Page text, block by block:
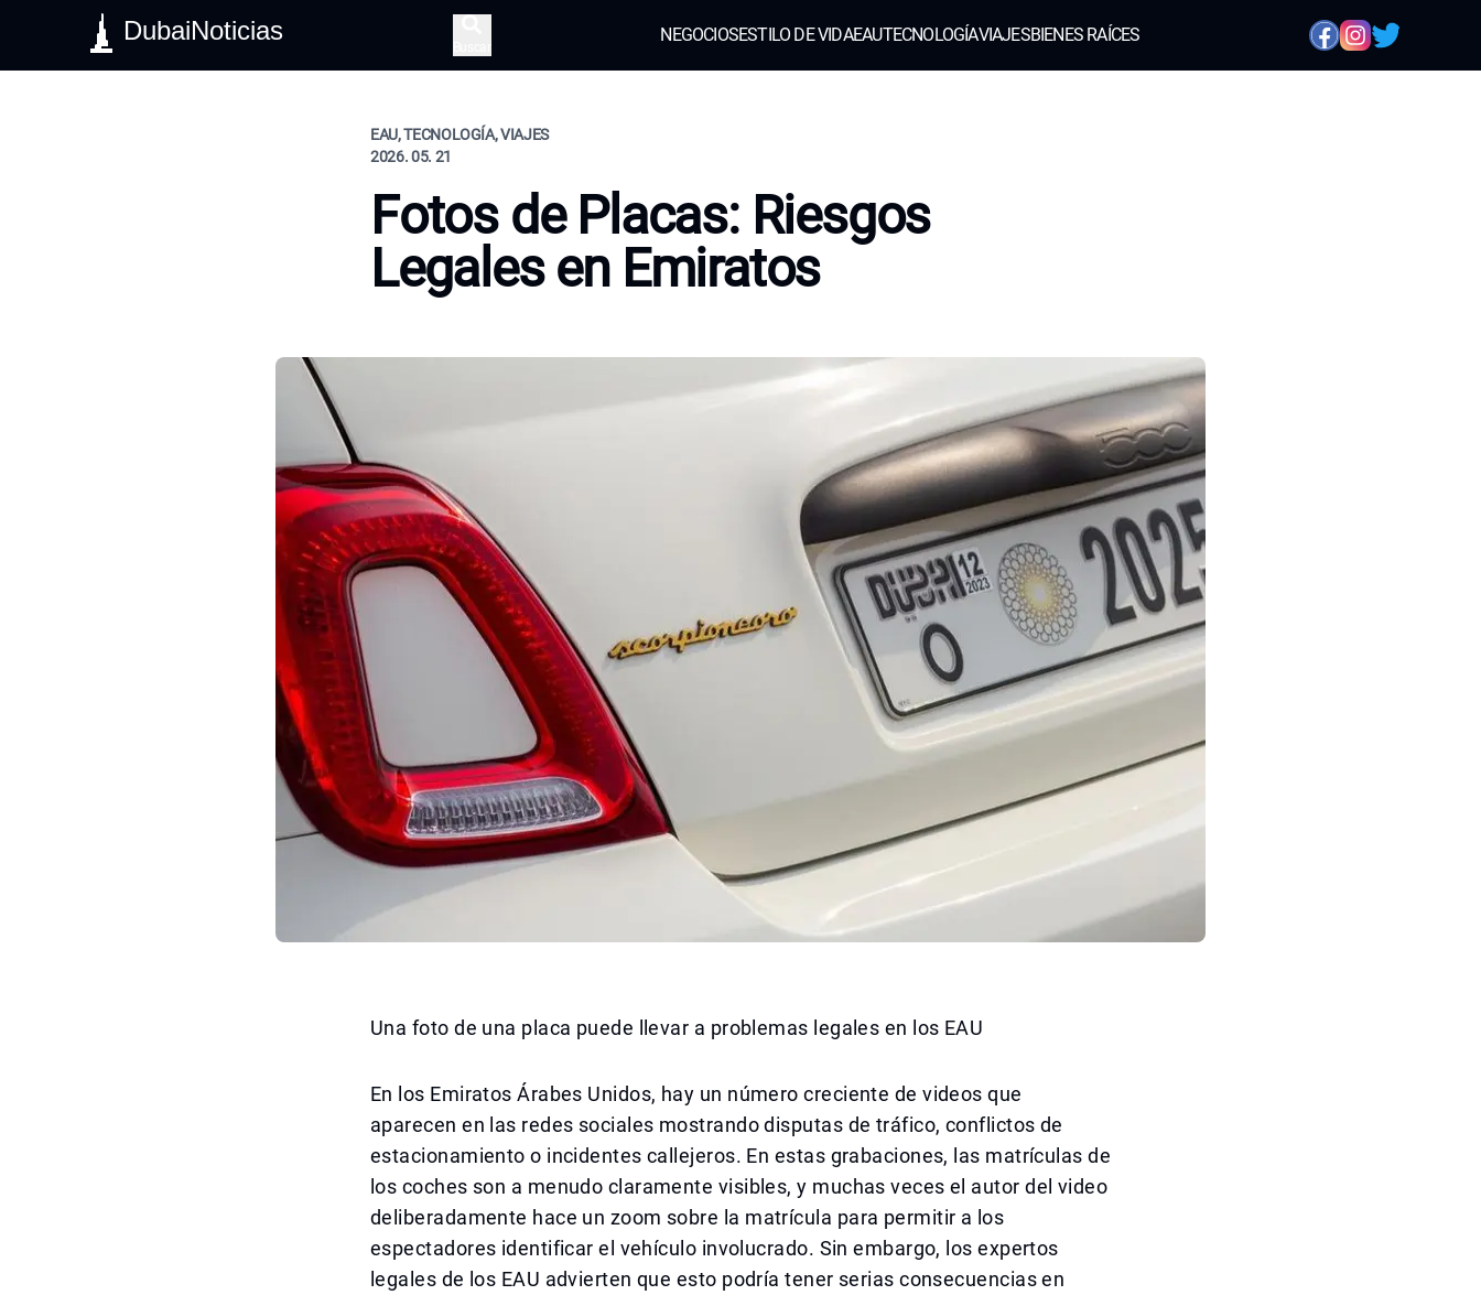
DubaiNoticias NEGOCIOSESTILO DE VIDAEAUTECNOLOGÍAVIAJESBIENES RAÍCES
EAU, TECNOLOGÍA, VIAJES
2026. 05. 21
Fotos de Placas: Riesgos
Legales en Emiratos
Una foto de una placa puede llevar a problemas legales en los EAU
En los Emiratos Árabes Unidos, hay un número creciente de videos que
aparecen en las redes sociales mostrando disputas de tráfico, conflictos de
estacionamiento o incidentes callejeros. En estas grabaciones, las matrículas de
los coches son a menudo claramente visibles, y muchas veces el autor del video
deliberadamente hace un zoom sobre la matrícula para permitir a los
espectadores identificar el vehículo involucrado. Sin embargo, los expertos
legales de los EAU advierten que esto podría tener serias consecuencias en